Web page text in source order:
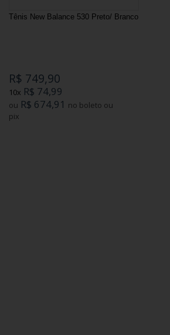
Tênis New Balance 530 Preto/ Branco
R$ 749,90
10x R$ 74,99
ou R$ 674,91 no boleto ou
pix